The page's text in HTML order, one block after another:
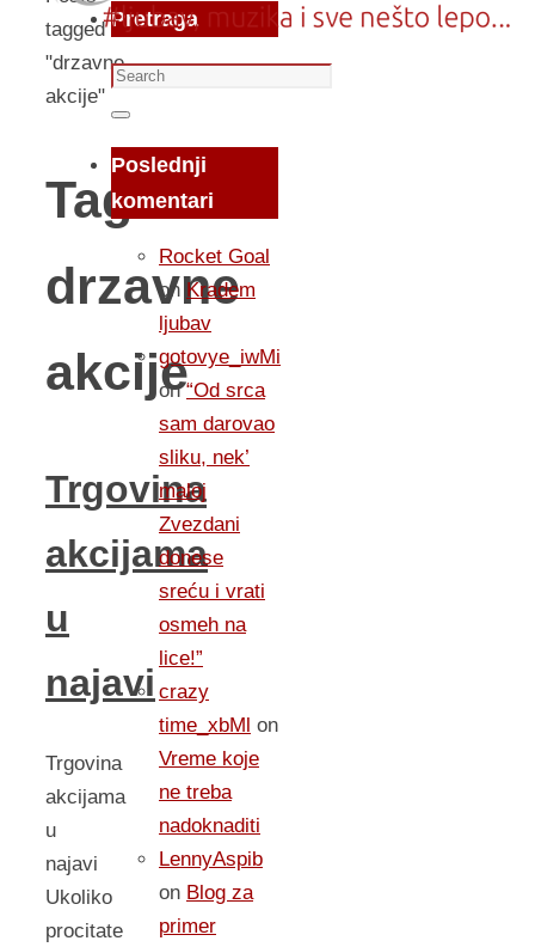
tagged
"drzavne
akcije"
Tag:
drzavne
akcije
Trgovina
akcijama
u
najavi
Trgovina
akcijama
u
najavi
Ukoliko
procitate
Pretraga
Search
for:
Search
Poslednji
komentari
Rocket Goal
on Kradem
ljubav
gotovye_iwMi
on“Od srca
sam darovao
sliku, nek’
maloj
Zvezdani
donese
sreću i vrati
osmeh na
lice!”
crazy
time_xbMl on
Vreme koje
ne treba
nadoknaditi
LennyAspib
on Blog za
primer